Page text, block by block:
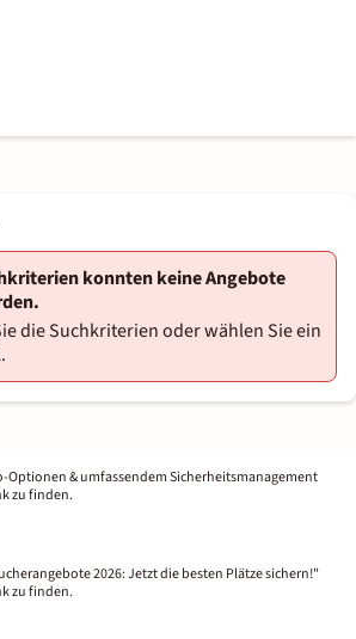
konnten keine Angebote
die Suchkriterien oder wählen Sie ein
Optionen & umfassendem Sicherheitsmanagement
zu finden.
2026: Jetzt die besten Plätze sichern!"
zu finden.